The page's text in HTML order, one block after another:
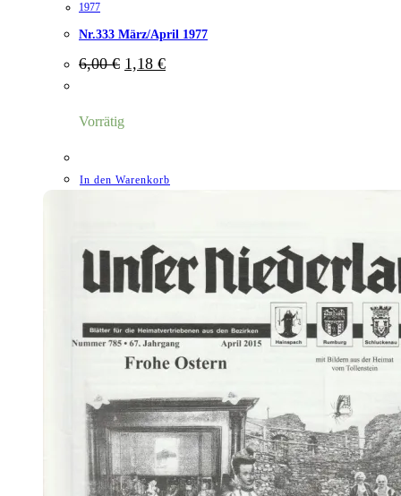
1977
Nr.333 März/April 1977
6,00€ Ursprünglicher
Preis
1,18 €Aktueller
Vorrätig
In den Warenkorb